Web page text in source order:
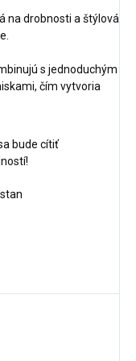
na drobnosti a štýlová
s jednoduchým
čím vytvoria
bude cítiť